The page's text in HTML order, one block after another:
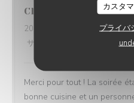
カスタ
プライバ
Claire
2026-07-30
- 20:30 - ゲスト 4
サービス
/5 メ
Merci pour tout ! La soirée
bonne cuisine et un